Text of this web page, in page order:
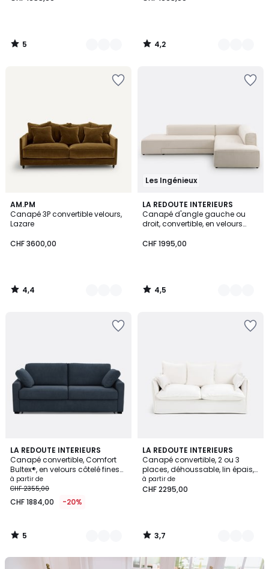
CHF
1955,00.
5
/
4,2
/
AM.PM
Canapé 3P convertible velours,
Lazare
CHF 3600,00
4,4
/ 5
16
Couleurs
4,4
/
Les Ingénieux
LA REDOUTE INTERIEURS
Canapé d'angle gauche ou
droit, convertible, en velours
CHF 1995,00
4,5
/ 5
5
Couleurs
4,5
/
LA REDOUTE INTERIEURS
Canapé convertible, Comfort
Bultex®, en velours côtelé fines
côtes, TIMOR
à partir de
CHF 2355,00
CHF 1884,00 -20%
5
/
5
5
Couleurs
5
/
Notre
LA REDOUTE INTERIEURS
Canapé convertible, 2 ou 3
places, déhoussable, lin épais,
ODNA
à partir de
CHF 2295,00
3,7
/ 5
2
Couleurs
3,7
/